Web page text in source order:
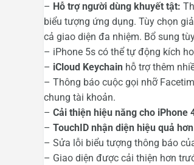
– Hỗ trợ người dùng khuyết tật:
biểu tượng ứng dụng. Tùy chọn
cả giao diện đa nhiệm. Bổ sung
– iPhone 5s có thể tự động kích
– iCloud Keychain hỗ trợ thêm
– Thông báo cuộc gọi nhỡ
chung tài khoản.
– Cải thiện hiệu năng cho iPhone
– TouchID nhận diện hiệu quả hơn
– Sửa lỗi biểu tượng thông báo
– Giao diện được cải thiện hơn